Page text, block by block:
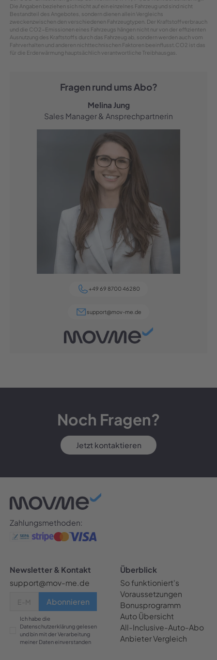
Die Angaben beziehen sich nicht auf ein einzelnes Fahrzeug und sind nicht
Bestandteil des Angebotes, sondern dienen allein Vergleichs
zweckenzwischen den verschiedenen Fahrzeugtypen. Der Kraftstoffverbrauch
und die CO2-Emissionen eines Fahrzeugs hängen nicht nur von der effizienten
Ausnutzung des Kraftstoffs durch das Fahrzeug ab, sondern werden auch vom
Fahrverhalten und anderen nichttechnischen Faktoren beeinflusst.CO2 ist das
für die Erderwärmung hauptsächlich verantwortliche Treibhausgas.
Fragen rund ums Abo?
Melina Jung
Sales Manager & Ansprechpartnerin
+49 69 8700 46280
support@mov-me.de
Noch Fragen?
Jetzt kontaktieren
Zahlungsmethoden:
Newsletter & Kontakt
support@mov-me.de
Ich habe die
Datenschutzerklärung gelesen
und bin mit der Verarbeitung
meiner Daten einverstanden
Überblick
So funktioniert's
Voraussetzungen
Bonusprogramm
Auto Übersicht
All-Inclusive-Auto-Abo
Anbieter Vergleich